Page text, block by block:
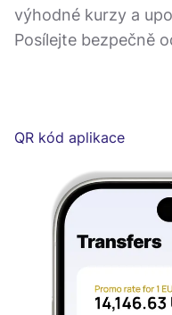
výhodné kurzy a
Posílejte bezpečně
QR kód aplikace